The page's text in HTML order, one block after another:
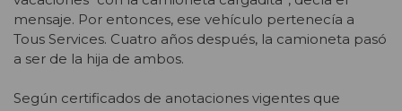
mensaje. Por entonces, ese vehículo pertenecía a
Tous Services. Cuatro años después, la camioneta pasó
a ser de la hija de ambos.
Según certificados de anotaciones vigentes que